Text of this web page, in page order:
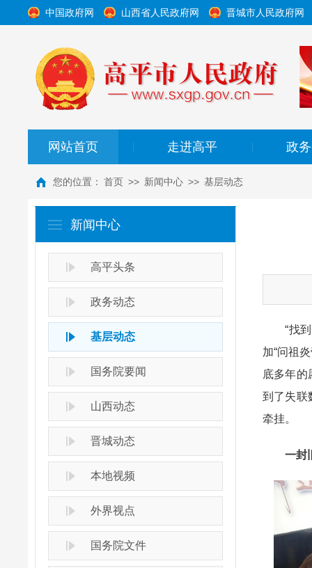
中国政府网 山西省人民政府网 晋城市人民政府网
网站首页 走进高平 政
您的位置： 首页 >> 新闻中心 >> 基层动态
新闻中心
高平头条
政务动态
基层动态
国务院要闻
山西动态
晋城动态
本地视频
外界视点
国务院文件
“找到
加“问祖
底多年
到了失联
牵挂。
一封